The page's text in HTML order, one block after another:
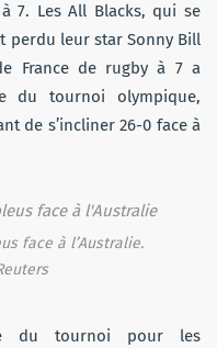
7. Les All Blacks, qui se
perdu leur star Sonny Bill
France de rugby à 7 a
du tournoi olympique,
de s’incliner 26-0 face à
face à l’Australie.
du tournoi pour les